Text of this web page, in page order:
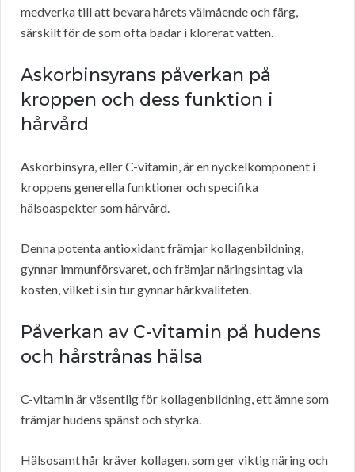
medverka till att bevara hårets välmående och färg,
särskilt för de som ofta badar i klorerat vatten.
Askorbinsyrans påverkan på
kroppen och dess funktion i
hårvård
Askorbinsyra, eller C-vitamin, är en nyckelkomponent i
kroppens generella funktioner och specifika
hälsoaspekter som hårvård.
Denna potenta antioxidant främjar kollagenbildning,
gynnar immunförsvaret, och främjar näringsintag via
kosten, vilket i sin tur gynnar hårkvaliteten.
Påverkan av C-vitamin på hudens
och hårstrånas hälsa
C-vitamin är väsentlig för kollagenbildning, ett ämne som
främjar hudens spänst och styrka.
Hälsosamt hår kräver kollagen, som ger viktig näring och